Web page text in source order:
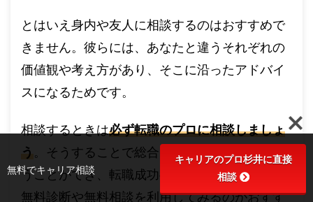
とはいえ身内や友人に相談するのはおすすめで
きません。彼らには、あなたと違うそれぞれの
価値観や考え方があり、そこに沿ったアドバイ
スになるためです。
相談するときは必ず転職のプロに相談しましょ
う 。そうすることで総合的にアドバイスをもら
うことができ、転職成功への近道となります。
無料診断や無料相談を利用してみるのがおすす
無料でキャリア相談
キャリアのプロ杉井に直接
相談